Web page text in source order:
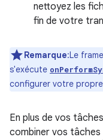
nettoyez les
fin de votre
Remarque:Le
s'exécute
configurer votre
En plus de vos
combiner vos tâches